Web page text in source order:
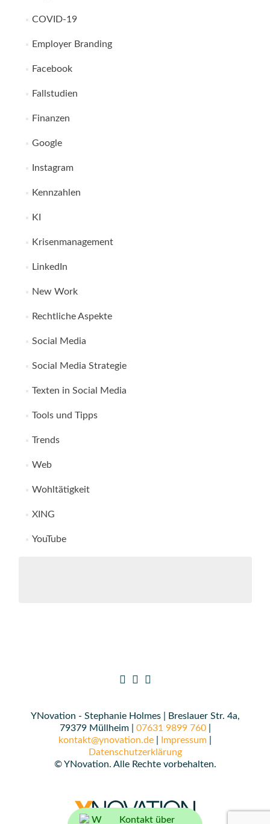
COVID-19
Employer Branding
Facebook
Fallstudien
Finanzen
Google
Instagram
Kennzahlen
KI
Krisenmanagement
LinkedIn
New Work
Rechtliche Aspekte
Social Media
Social Media Strategie
Texten in Social Media
Tools und Tipps
Trends
Web
Wohltätigkeit
XING
YouTube
YNovation - Stephanie Holmes | Breslauer Str. 4a,
79379 Müllheim | 07631 9899 760|
kontakt@ynovation.de
Impressum
Datenschutzerklärung
© YNovation. Alle Rechte vorbehalten.
Kontakt über